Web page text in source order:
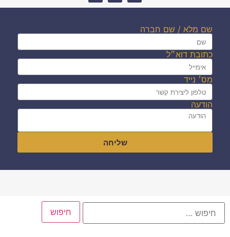
שם מלא / שם חברה
כתובת דוא״ל
מס׳ נייד
הודעה
שליחה